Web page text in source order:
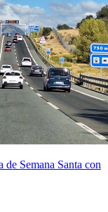
de Semana Santa con